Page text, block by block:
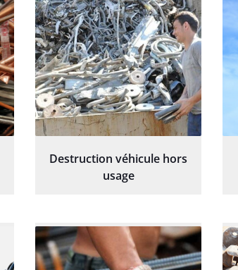
Destruction véhicule hors
usage